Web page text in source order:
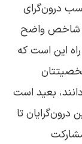
درون‌گرای
شاخص واضح
این است که
بعید است
تا